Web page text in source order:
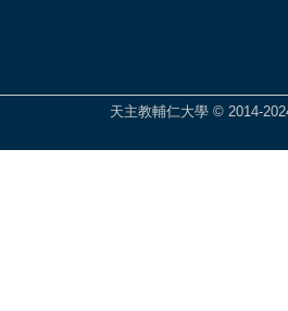
天主教輔仁大學 © 2014-